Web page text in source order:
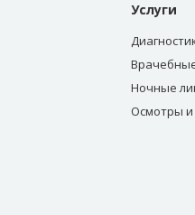
Услуги
Ночные
Осмотры и